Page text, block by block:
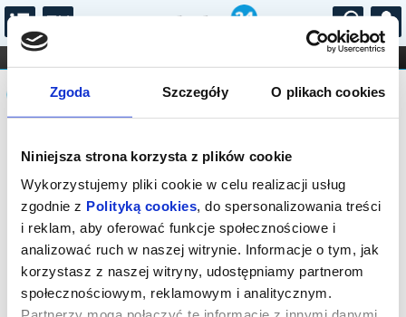
Zgoda Szczegóły O plikach cookies
Niniejsza strona korzysta z plików cookie
Wykorzystujemy pliki cookie w celu realizacji usług
zgodnie z Polityką cookies, do spersonalizowania treści
i reklam, aby oferować funkcje społecznościowe i
analizować ruch w naszej witrynie. Informacje o tym, jak
korzystasz z naszej witryny, udostępniamy partnerom
społecznościowym, reklamowym i analitycznym.
...
FILHARMONIA OPERA I BALET
STAND-UP
DLA DZIECI
Komunikat
Sprzedaż internetowa na naszej stronie
została zakończona. Sprawdź dostępność
biletów w kasach: Teatru Polonia (tel. 22
622 21 32, bilety@teatrpolonia.pl) lub
Och-Teatru (tel. 22 589 52 00,
bilety@ochteatr.com.pl). poniedziałek -
sobota: 10:00 - 19:00 niedziela: 12:00 -
19:00 w soboty i niedziele przerwa od
14:00 do 14:30